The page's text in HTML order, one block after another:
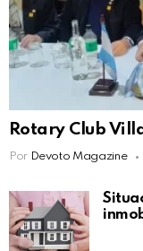
Rotary Club
Por Devoto Magazine